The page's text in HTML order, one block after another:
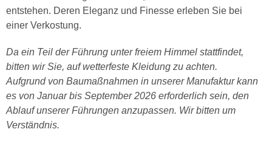
entstehen. Deren Eleganz und Finesse erleben Sie bei
einer Verkostung.
Da ein Teil der Führung unter freiem Himmel stattfindet,
bitten wir Sie, auf wetterfeste Kleidung zu achten.
Aufgrund von Baumaßnahmen in unserer Manufaktur kann
es von Januar bis September 2026 erforderlich sein, den
Ablauf unserer Führungen anzupassen. Wir bitten um
Verständnis.